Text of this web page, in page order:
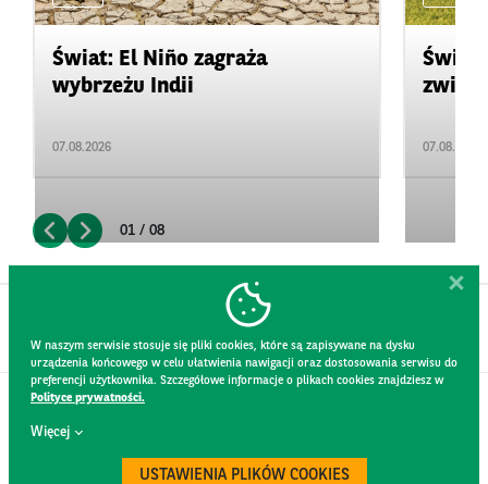
Świat: El Niño zagraża
wybrzeżu Indii
07.08.2026 07.08.2026
01 / 08
W naszym serwisie stosuje się pliki cookies, które są zapisywane na dysku
urządzenia końcowego w celu ułatwienia nawigacji oraz dostosowania serwisu do
preferencji użytkownika. Szczegółowe informacje o plikach cookies znajdziesz w
Polityce prywatności.
Więcej
USTAWIENIA PLIKÓW COOKIES
KONTAKT
REGULAMIN STRONY
POLITYKA PRYWATNOŚCI